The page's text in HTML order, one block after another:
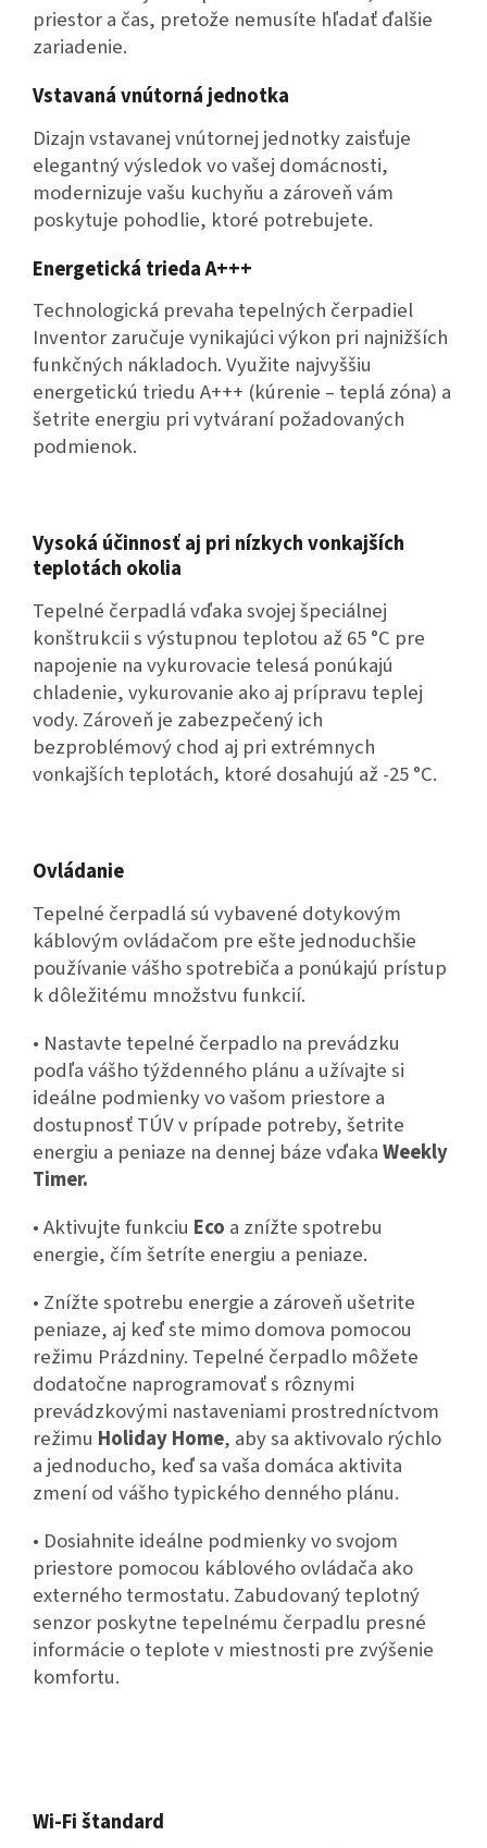
priestor a čas, pretože nemusíte hľadať ďalšie
zariadenie.
Vstavaná vnútorná jednotka
Dizajn vstavanej vnútornej jednotky zaisťuje
elegantný výsledok vo vašej domácnosti,
modernizuje vašu kuchyňu a zároveň vám
poskytuje pohodlie, ktoré potrebujete.
Energetická trieda A+++
Technologická prevaha tepelných čerpadiel
Inventor zaručuje vynikajúci výkon pri najnižších
funkčných nákladoch. Využite najvyššiu
energetickú triedu A+++ (kúrenie – teplá zóna) a
šetrite energiu pri vytváraní požadovaných
podmienok.
Vysoká účinnosť aj pri nízkych vonkajších
teplotách okolia
Tepelné čerpadlá vďaka svojej špeciálnej
konštrukcii s výstupnou teplotou až 65 °C pre
napojenie na vykurovacie telesá ponúkajú
chladenie, vykurovanie ako aj prípravu teplej
vody. Zároveň je zabezpečený ich
bezproblémový chod aj pri extrémnych
vonkajších teplotách, ktoré dosahujú až -25 °C.
Ovládanie
Tepelné čerpadlá sú vybavené dotykovým
káblovým ovládačom pre ešte jednoduchšie
používanie vášho spotrebiča a ponúkajú prístup
k dôležitému množstvu funkcií.
• Nastavte tepelné čerpadlo na prevádzku
podľa vášho týždenného plánu a užívajte si
ideálne podmienky vo vašom priestore a
dostupnosť TÚV v prípade potreby, šetrite
energiu a peniaze na dennej báze vďakaWeekly
Timer.
• Aktivujte funkciu Eco a znížte spotrebu
energie, čím šetríte energiu a peniaze.
• Znížte spotrebu energie a zároveň ušetrite
peniaze, aj keď ste mimo domova pomocou
režimu Prázdniny. Tepelné čerpadlo môžete
dodatočne naprogramovať s rôznymi
prevádzkovými nastaveniami prostredníctvom
režimu Holiday Home, aby sa aktivovalo rýchlo
a jednoducho, keď sa vaša domáca aktivita
zmení od vášho typického denného plánu.
• Dosiahnite ideálne podmienky vo svojom
priestore pomocou káblového ovládača ako
externého termostatu. Zabudovaný teplotný
senzor poskytne tepelnému čerpadlu presné
informácie o teplote v miestnosti pre zvýšenie
komfortu.
Wi-Fi štandard